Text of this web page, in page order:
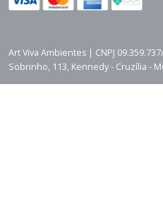
Art Viva Ambientes | CNPJ
Sobrinho, 113, Kennedy - Cruzília -